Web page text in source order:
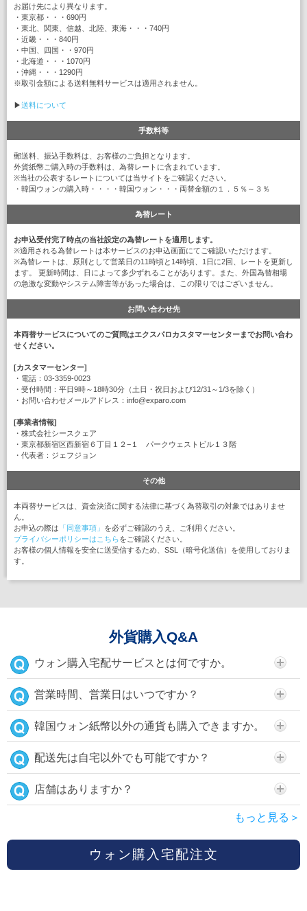
お届け先により異なります。
・東京都・・・690円
・東北、関東、信越、北陸、東海・・・740円
・近畿・・・840円
・中国、四国・・970円
・北海道・・・1070円
・沖縄・・・1290円
※取引金額による送料無料サービスは適用されません。
▶送料について
手数料等
郵送料、振込手数料は、お客様のご負担となります。
外貨紙幣ご購入時の手数料は、為替レートに含まれています。
※当社の公表するレートについては当サイトをご確認ください。
・韓国ウォンの購入時・・・・韓国ウォン・・・両替金額の１．５％～３％
為替レート
お申込受付完了時点の当社設定の為替レートを適用します。
※適用される為替レートは本サービスのお申込画面にてご確認いただけます。
※為替レートは、原則として営業日の11時頃と14時頃、1日に2回、レートを更新し
ます。 更新時間は、日によって多少ずれることがあります。また、外国為替相場
の急激な変動やシステム障害等があった場合は、この限りではございません。
お問い合わせ先
本両替サービスについてのご質問はエクスパロカスタマーセンターまでお問い合わ
せください。
[カスタマーセンター]
・電話：03-3359-0023
・受付時間：平日9時～18時30分（土日・祝日および12/31～1/3を除く）
・お問い合わせメールアドレス：info@exparo.com
[事業者情報]
・株式会社シースクェア
・東京都新宿区西新宿６丁目１２−１ パークウェストビル１３階
・代表者：ジェフジョン
その他
本両替サービスは、資金決済に関する法律に基づく為替取引の対象ではありませ
ん。
お申込の際は 「同意事項」 を必ずご確認のうえ、ご利用ください。
プライバシーポリシーはこちらをご確認ください。
お客様の個人情報を安全に送受信するため、SSL（暗号化送信）を使用しておりま
す。
外貨購入Q&A
ウォン購入宅配サービスとは何ですか。
営業時間、営業日はいつですか？
韓国ウォン紙幣以外の通貨も購入できますか。
配送先は自宅以外でも可能ですか？
店舗はありますか？
もっと見る＞
ウォン購入宅配注文